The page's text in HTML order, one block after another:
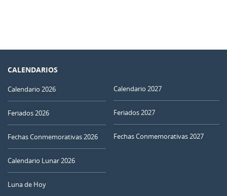
CALENDARIOS
Calendario 2026
Feriados 2026
Fechas Conmemorativas 2026
Calendario Lunar 2026
Luna de Hoy
Calendario 2027
Feriados 2027
Fechas Conmemorativas 2027